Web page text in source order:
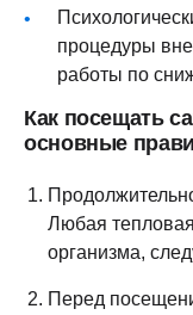
процедуры
работы по
Как посещать
основные
Любая
организма,
Перед